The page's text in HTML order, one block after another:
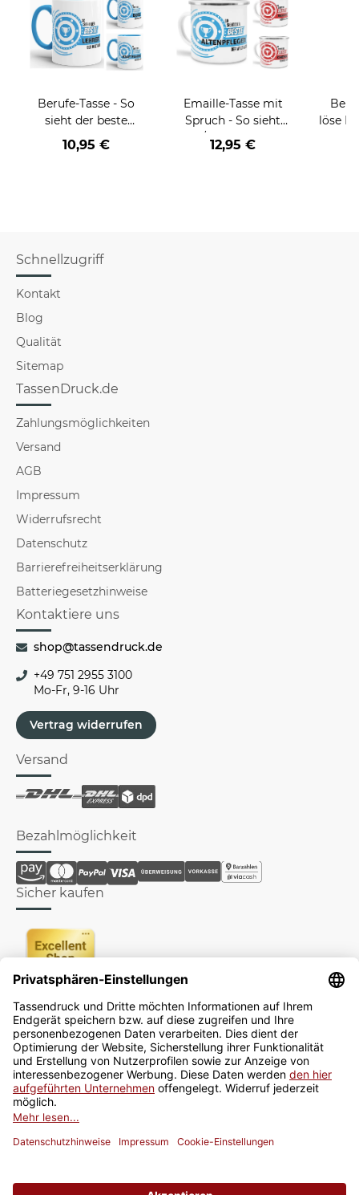
Berufe-Tasse - So
sieht der beste
BERUF aus -
verschiedene Berufe
10,95 €
Emaille-Tasse mit
Spruch - So sieht
der/die beste - Ihr
Beruf - aus
12,95 €
löse
Schnellzugriff
Kontakt
Blog
Qualität
Sitemap
TassenDruck.de
Zahlungsmöglichkeiten
Versand
AGB
Impressum
Widerrufsrecht
Datenschutz
Barrierefreiheitserklärung
Batteriegesetzhinweise
Kontaktiere uns
shop@tassendruck.de
+49 751 2955 3100
Mo-Fr, 9-16 Uhr
Vertrag widerrufen
Versand
Bezahlmöglichkeit
Sicher kaufen
Newsletter